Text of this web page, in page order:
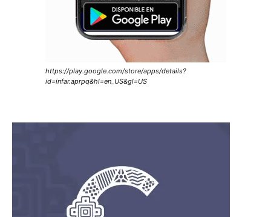
https://play.google.com/store/apps/details?
id=infar.aprpq&hl=en_US&gl=US